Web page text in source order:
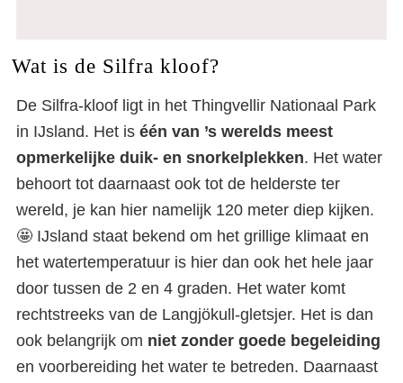
Wat is de Silfra kloof?
De Silfra-kloof ligt in het Thingvellir Nationaal Park
in IJsland. Het is één van ’s werelds meest
opmerkelijke duik- en snorkelplekken. Het water
behoort tot daarnaast ook tot de helderste ter
wereld, je kan hier namelijk 120 meter diep kijken.
🤩 IJsland staat bekend om het grillige klimaat en
het watertemperatuur is hier dan ook het hele jaar
door tussen de 2 en 4 graden. Het water komt
rechtstreeks van de Langjökull-gletsjer. Het is dan
ook belangrijk om niet zonder goede begeleiding
en voorbereiding het water te betreden. Daarnaast